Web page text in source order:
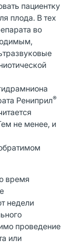
пациентку
плода. В тех
во
Рениприл®
не менее, и
время
недели
проведение
или